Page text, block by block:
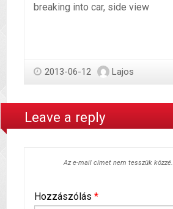
breaking into car, side view
2013-06-12 Lajos
Leave a reply
Az e-mail címet nem tesszük közzé.
Hozzászólás *